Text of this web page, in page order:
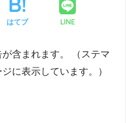
はてブ LINE
含まれます。 （ステマ
に表示しています。）